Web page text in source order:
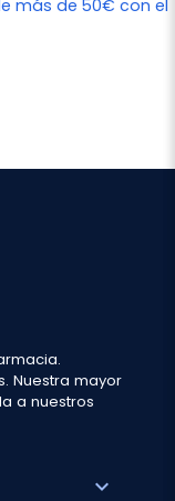
más de 50€ con el
Nuestra mayor
a nuestros
expand_more